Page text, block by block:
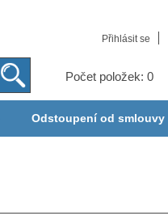
Přihlásit se
Počet položek: 0
Odstoupení od smlouvy